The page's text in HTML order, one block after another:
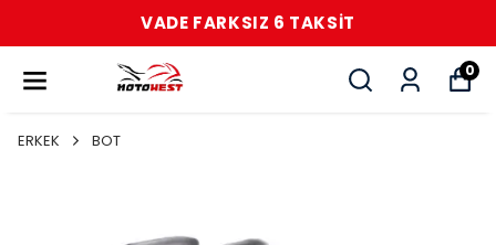
VADE FARKSIZ 6 TAKSİT
0
ERKEK BOT